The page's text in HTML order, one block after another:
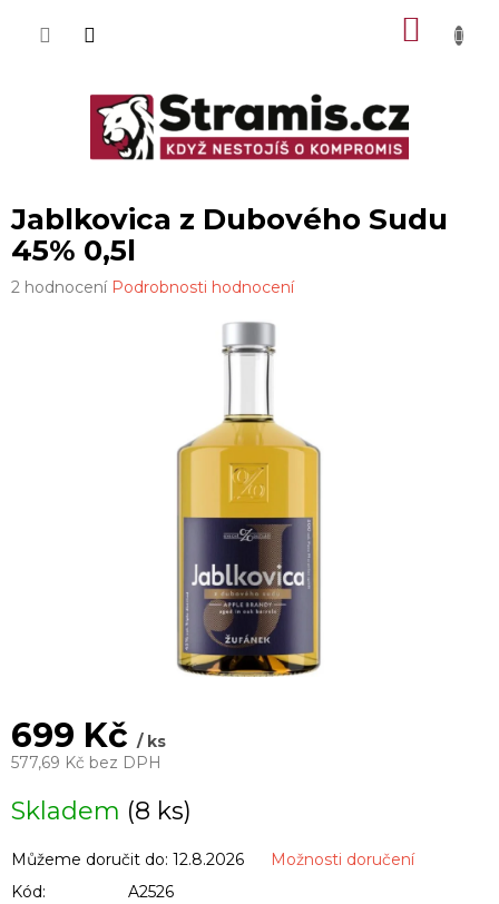
Jablkovica z Dubového Sudu
45% 0,5l
Průměrné
2 hodnocení Podrobnosti hodnocení
699 Kč/ ks
577,69 Kč bez DPH
cena:
Skladem (8 ks)
Můžeme doručit do: 12.8.2026
Možnosti doručení
Kód:
A2526